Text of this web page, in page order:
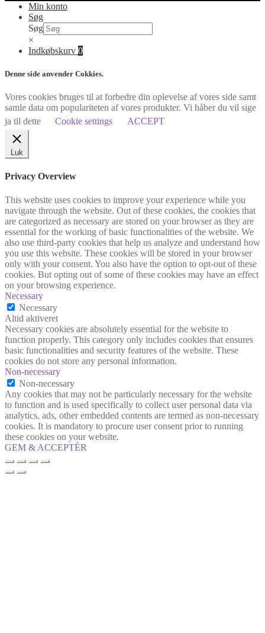
Min konto
Søg
Søg
×
Indkøbskurv 0
Denne side anvender Cokkies.
Vores cookies bruges til at forbedre din oplevelse af vores side samt
samle data om populariteten af vores produkter. Vi håber du vil sige
ja til dette
Cookie settings ACCEPT
Luk
Privacy Overview
This website uses cookies to improve your experience while you
navigate through the website. Out of these cookies, the cookies that
are categorized as necessary are stored on your browser as they are
essential for the working of basic functionalities of the website. We
also use third-party cookies that help us analyze and understand how
you use this website. These cookies will be stored in your browser
only with your consent. You also have the option to opt-out of these
cookies. But opting out of some of these cookies may have an effect
on your browsing experience.
Necessary
Necessary
Altid aktiveret
Necessary cookies are absolutely essential for the website to
function properly. This category only includes cookies that ensures
basic functionalities and security features of the website. These
cookies do not store any personal information.
Non-necessary
Non-necessary
Any cookies that may not be particularly necessary for the website
to function and is used specifically to collect user personal data via
analytics, ads, other embedded contents are termed as non-necessary
cookies. It is mandatory to procure user consent prior to running
these cookies on your website.
GEM & ACCEPTÈR